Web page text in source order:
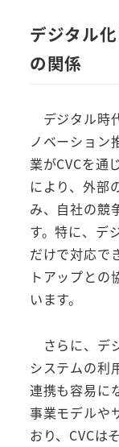
デジタル
の関係
デジタル時
ノベーション
業がCVCを通
により、外部
み、自社の競
す。特に、デ
だけで対応で
トアップとの
います。
さらに、デ
システムの利
連携も容易に
事業モデルや
おり、CVCは